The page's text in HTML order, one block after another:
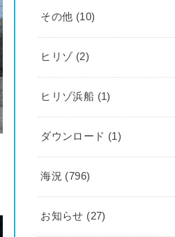
その他 (10)
ヒリゾ (2)
ヒリゾ浜船 (1)
ダウンロード (1)
海況 (796)
お知らせ (27)